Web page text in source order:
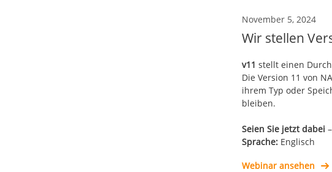
November 5, 2024
Wir stellen
v11 stellt einen
Die Version 11 von
ihrem Typ oder
bleiben.
Seien Sie jetzt dabei
Sprache:Englisch
Webinar ansehen